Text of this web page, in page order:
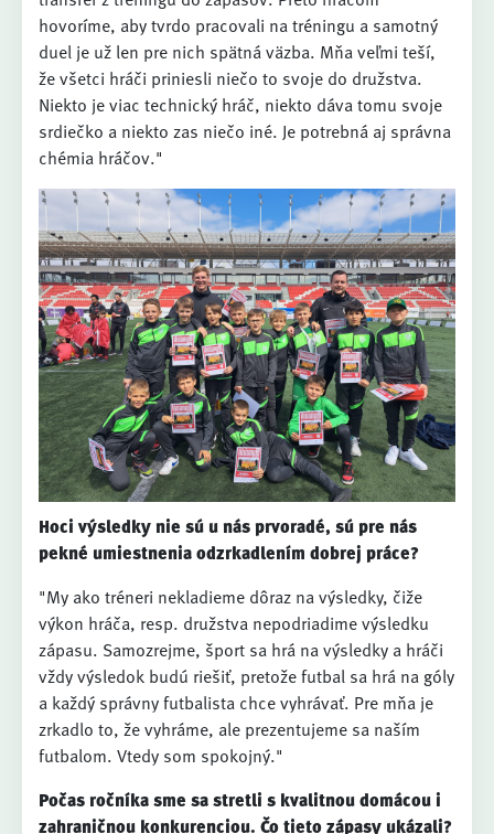
hovoríme, aby tvrdo pracovali na tréningu a samotný
duel je už len pre nich spätná väzba. Mňa veľmi teší,
že všetci hráči priniesli niečo to svoje do družstva.
Niekto je viac technický hráč, niekto dáva tomu svoje
srdiečko a niekto zas niečo iné. Je potrebná aj správna
chémia hráčov."
Hoci výsledky nie sú u nás prvoradé, sú pre nás
pekné umiestnenia odzrkadlením dobrej práce?
"My ako tréneri nekladieme dôraz na výsledky, čiže
výkon hráča, resp. družstva nepodriadime výsledku
zápasu. Samozrejme, šport sa hrá na výsledky a hráči
vždy výsledok budú riešiť, pretože futbal sa hrá na góly
a každý správny futbalista chce vyhrávať. Pre mňa je
zrkadlo to, že vyhráme, ale prezentujeme sa naším
futbalom. Vtedy som spokojný."
Počas ročníka sme sa stretli s kvalitnou domácou i
zahraničnou konkurenciou. Čo tieto zápasy ukázali?